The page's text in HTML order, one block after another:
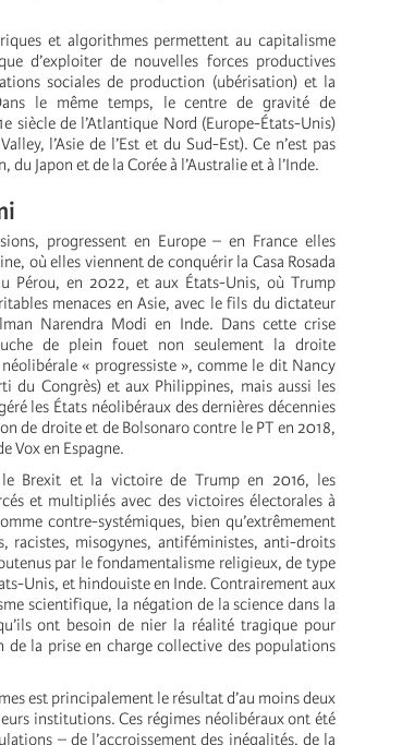
et algorithmes permettent au capitalisme
d’exploiter de nouvelles forces productives
sociales de production (ubérisation) et la
le même temps, le centre de gravité de
siècle de l’Atlantique Nord (Europe-États-Unis)
l’Asie de l’Est et du Sud-Est). Ce n’est pas
Japon et de la Corée à l’Australie et à l’Inde.
progressent en Europe – en France elles
où elles viennent de conquérir la Casa Rosada
Pérou, en 2022, et aux États-Unis, où Trump
menaces en Asie, avec le fils du dictateur
Narendra Modi en Inde. Dans cette crise
de plein fouet non seulement la droite
« progressiste », comme le dit Nancy
du Congrès) et aux Philippines, mais aussi les
les États néolibéraux des dernières décennies
de droite et de Bolsonaro contre le PT en 2018,
Vox en Espagne.
Brexit et la victoire de Trump en 2016, les
et multipliés avec des victoires électorales à
contre-systémiques, bien qu’extrêmement
racistes, misogynes, antiféministes, anti-droits
par le fondamentalisme religieux, de type
Unis, et hindouiste en Inde. Contrairement aux
scientifique, la négation de la science dans la
ont besoin de nier la réalité tragique pour
de la prise en charge collective des populations
est principalement le résultat d’au moins deux
institutions. Ces régimes néolibéraux ont été
– de l’accroissement des inégalités, de la